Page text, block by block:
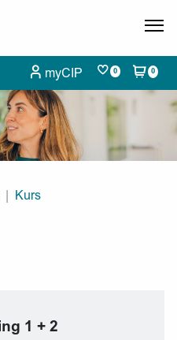
myCIP 0 0
Current:
Kurs
1 + 2